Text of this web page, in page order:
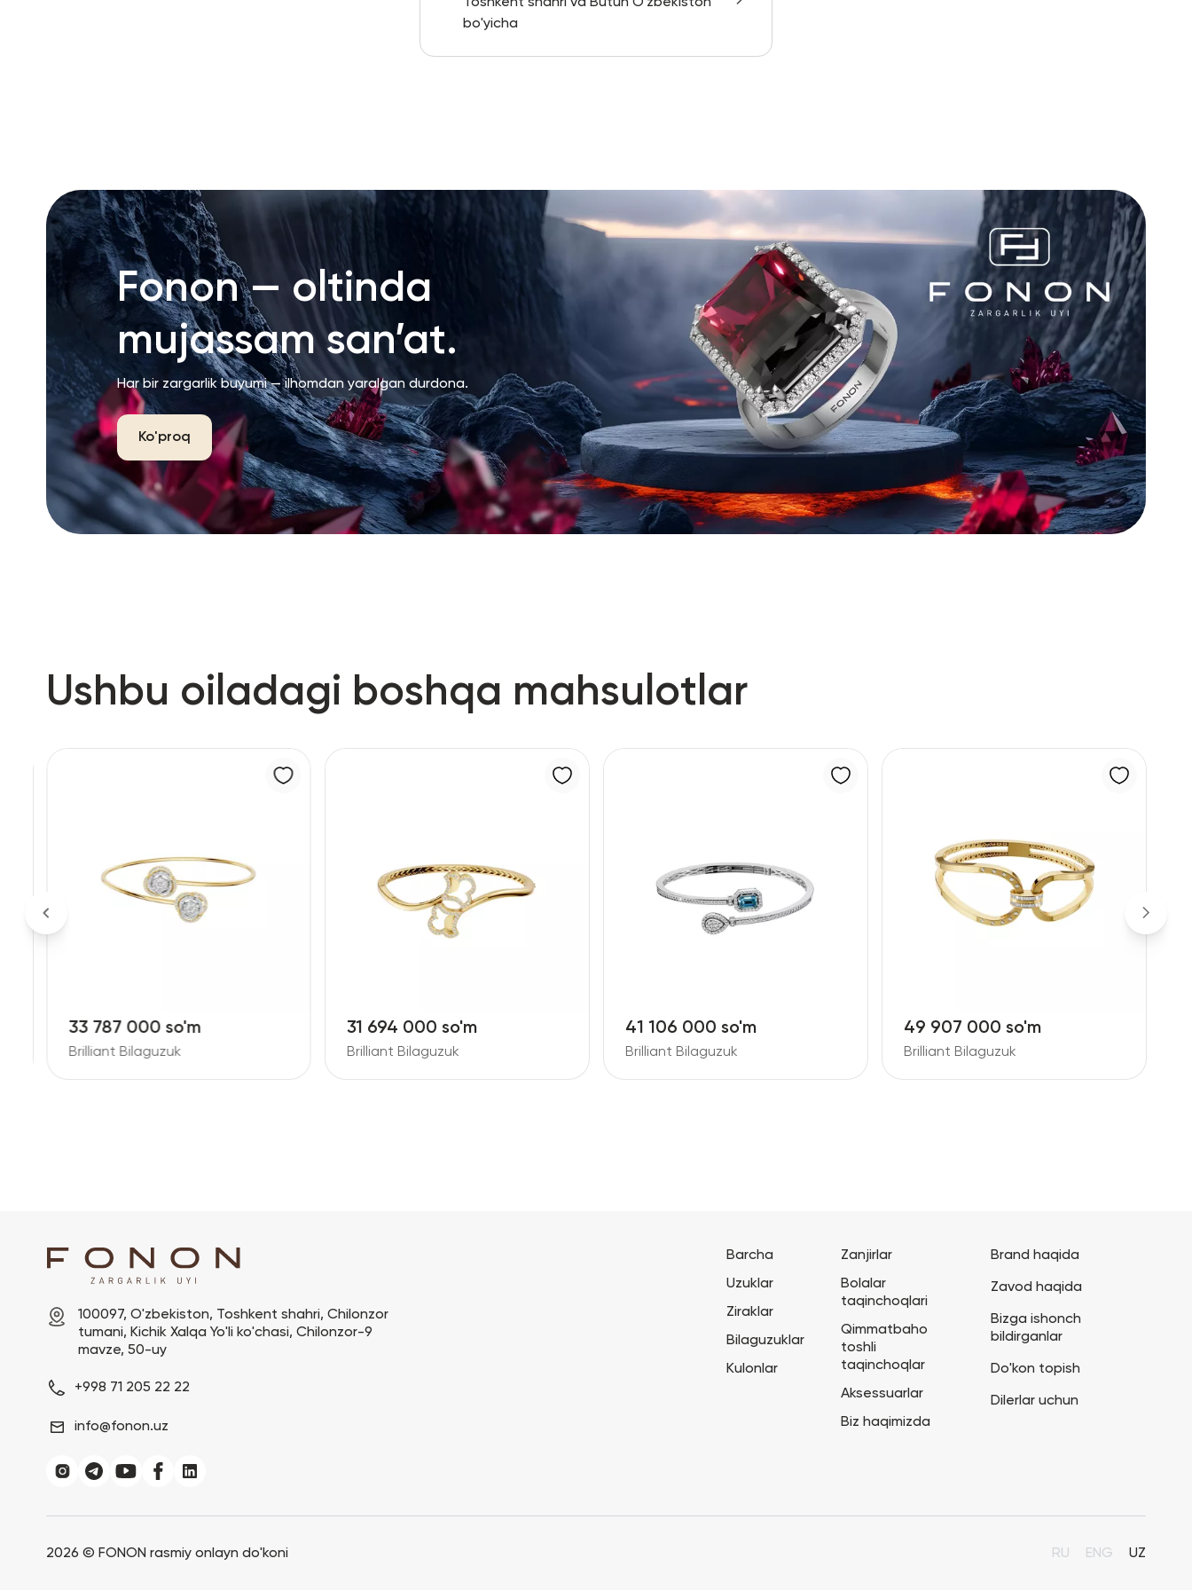
bo'yicha
Fonon — oltinda
mujassam san’at.
Har bir zargarlik buyumi — ilhomdan yaralgan durdona.
Ko'proq
Ushbu oiladagi boshqa mahsulotlar
33 787 000 so'm
Brilliant Bilaguzuk
31 694 000 so'm
Brilliant Bilaguzuk
41 106 000 so'm
Brilliant Bilaguzuk
49 907 000 so'm
Brilliant Bilaguzuk
100097, O'zbekiston, Toshkent shahri, Chilonzor
tumani, Kichik Xalqa Yo'li ko'chasi, Chilonzor-9
mavze, 50-uy
+998 71 205 22 22
info@fonon.uz
Barcha
Uzuklar
Ziraklar
Bilaguzuklar
Kulonlar
Zanjirlar
Bolalar
taqinchoqlari
Qimmatbaho
toshli
taqinchoqlar
Aksessuarlar
Biz haqimizda
Brand haqida
Zavod haqida
Bizga ishonch
bildirganlar
Do'kon topish
Dilerlar uchun
2026 © FONON rasmiy onlayn do'koni RU ENG UZ